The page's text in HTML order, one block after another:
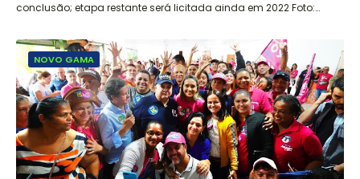
conclusão; etapa restante será licitada ainda em 2022 Foto:…
NOVO GAMA